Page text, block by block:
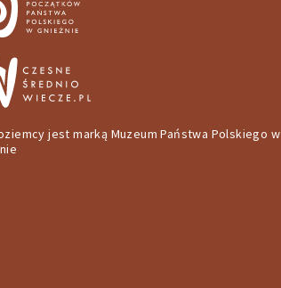
jest marką Muzeum Państwa Polskiego w